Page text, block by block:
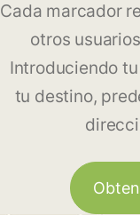
Cada marcador
otros
Introduciendo
tu destino,